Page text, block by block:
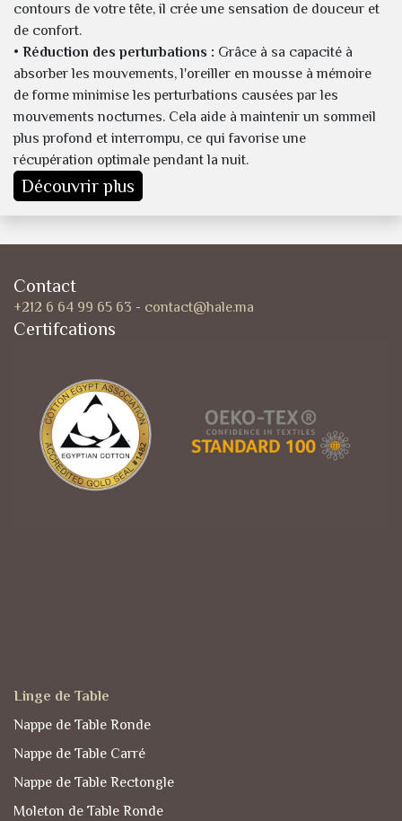
contours de votre tête, il crée une sensation de douceur et
de confort.
• Réduction des perturbations : Grâce à sa capacité à
absorber les mouvements, l'oreiller en mousse à mémoire
de forme minimise les perturbations causées par les
mouvements nocturnes. Cela aide à maintenir un sommeil
plus profond et interrompu, ce qui favorise une
récupération optimale pendant la nuit.
Découvrir plus
Contact
+212 6 64 99 65 63 - contact@hale.ma
Certifcations
Linge de Table
Nappe de Table Ronde
Nappe de Table Carré
Nappe de Table Rectongle
Moleton de Table Ronde